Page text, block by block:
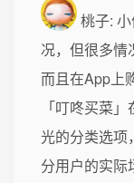
桃子:
况，但很多情
而且在App上
「叮咚买菜
光的分类选项
分用户的实际